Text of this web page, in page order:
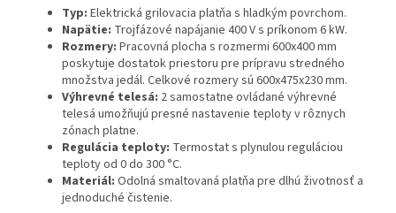
Typ: Elektrická grilovacia platňa s hladkým povrchom.
Napätie: Trojfázové napájanie 400 V s príkonom 6 kW.
Rozmery: Pracovná plocha s rozmermi 600x400 mm
poskytuje dostatok priestoru pre prípravu stredného
množstva jedál. Celkové rozmery sú 600x475x230 mm.
Výhrevné telesá: 2 samostatne ovládané výhrevné
telesá umožňujú presné nastavenie teploty v rôznych
zónach platne.
Regulácia teploty: Termostat s plynulou reguláciou
teploty od 0 do 300 °C.
Materiál: Odolná smaltovaná platňa pre dlhú životnosť a
jednoduché čistenie.